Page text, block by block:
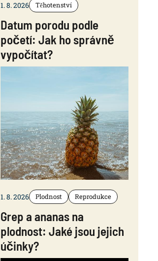
1. 8. 2026 Těhotenství
Datum porodu podle
početí: Jak ho správně
vypočítat?
1. 8. 2026 Plodnost Reprodukce
Grep a ananas na
plodnost: Jaké jsou jejich
účinky?